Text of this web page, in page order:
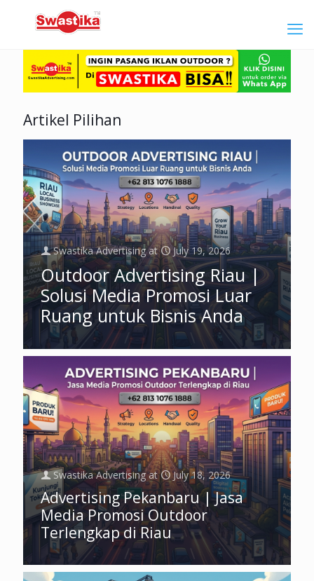
Artikel Pilihan
Swastika Advertising at July 19, 2026
Outdoor Advertising Riau |
Solusi Media Promosi Luar
Ruang untuk Bisnis Anda
Swastika Advertising at July 18, 2026
Advertising Pekanbaru | Jasa
Media Promosi Outdoor
Terlengkap di Riau